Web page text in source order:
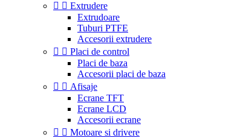
  Extrudere
Extrudoare
Tuburi PTFE
Accesorii extrudere
  Placi de control
Placi de baza
Accesorii placi de baza
  Afisaje
Ecrane TFT
Ecrane LCD
Accesorii ecrane
  Motoare si drivere